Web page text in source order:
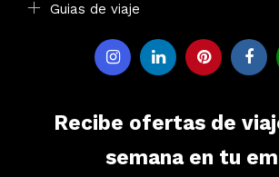
Guias de viaje
Recibe ofertas de
semana en tu